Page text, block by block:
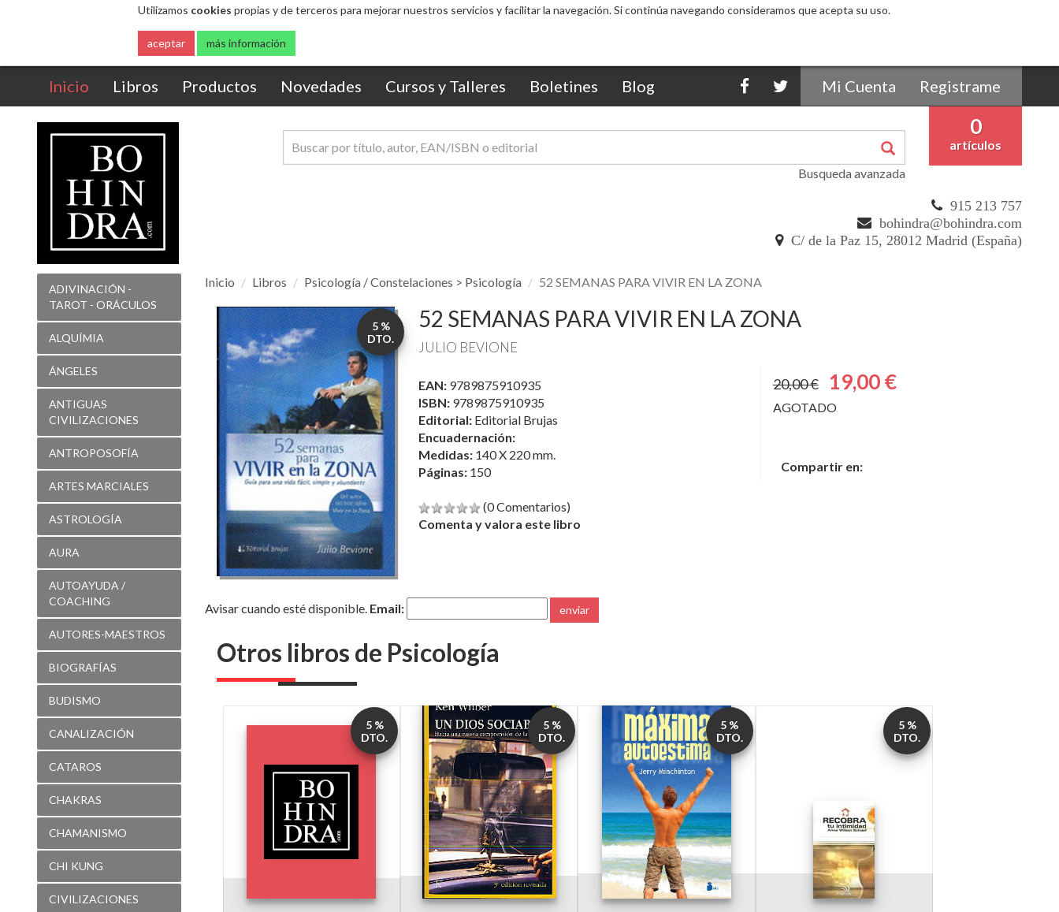
Utilizamos cookies propias y de terceros para mejorar nuestros servicios y facilitar la navegación. Si continúa navegando consideramos que acepta su uso.
aceptar más información
Inicio (current)
Libros Productos Novedades Cursos y Talleres Boletines Blog Mi Cuenta Registrame
0
artículos
Busqueda avanzada
915 213 757
bohindra@bohindra.com
C/ de la Paz 15, 28012 Madrid (España)
ADIVINACIÓN -
TAROT - ORÁCULOS
ALQUÍMIA
ÁNGELES
ANTIGUAS
CIVILIZACIONES
ANTROPOSOFÍA
ARTES MARCIALES
ASTROLOGÍA
AURA
AUTOAYUDA /
COACHING
AUTORES-MAESTROS
BIOGRAFÍAS
BUDISMO
CANALIZACIÓN
CATAROS
CHAKRAS
CHAMANISMO
CHI KUNG
CIVILIZACIONES
Inicio Libros Psicología / Constelaciones > Psicología 52 SEMANAS PARA VIVIR EN LA ZONA
52
SEMANAS
PARA
VIVIR
EN
LA
ZONA
5 %
DTO.
52 SEMANAS PARA VIVIR EN LA ZONA
JULIO BEVIONE
EAN: 9789875910935
ISBN: 9789875910935
Editorial: Editorial Brujas
Encuadernación:
Medidas: 140 X 220 mm.
Páginas: 150
(0 Comentarios)
Comenta y valora este libro
20,00 € 19,00 €
AGOTADO
Compartir en:
Avisar cuando esté disponible. Email: enviar
Otros libros de Psicología
5 %
DTO.
5 %
DTO.
5 %
DTO.
5 %
DTO.